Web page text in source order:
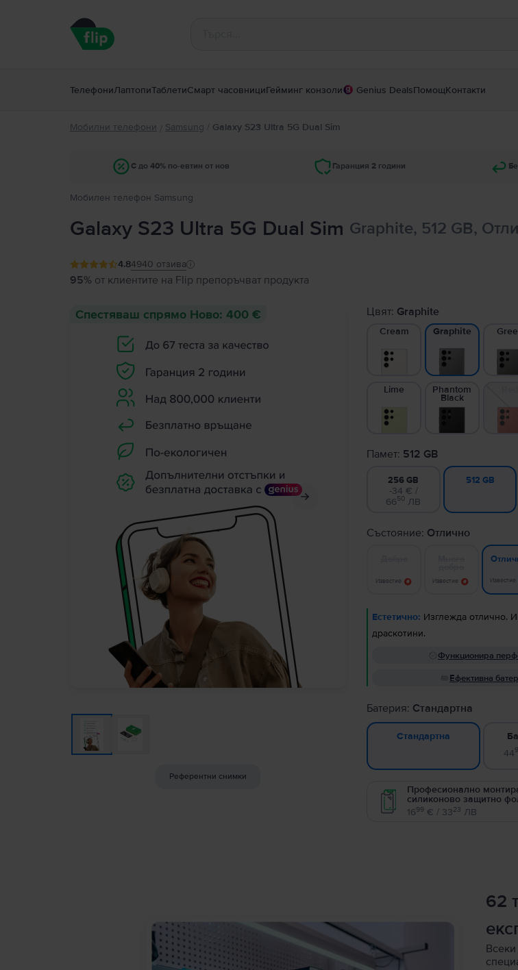
ТелефониЛаптопиТаблетиСмарт часовнициГейминг конзоли Genius DealsПомощКонтакти
Мобилни телефони / Samsung / Galaxy S23 Ultra 5G Dual Sim
С до 40% по-евтин от нов Гаранция 2 години
Мобилен телефон Samsung
Galaxy S23 Ultra 5G Dual Sim Graphite, 512 GB,
4.84940 отзива
95% от клиентите на Flip препоръчват продукта
Спестяваш спрямо Ново: 400 €
Референтни снимки
Цвят: Graphite
Cream Graphite
Lime Phantom
Black
Памет: 512 GB
256 GB
-34 € /
6650 ЛВ
512 GB
Състояние: Отлично
Известие Известие Известие
Естетично: Изглежда отлично.
драскотини.
Функционира
Ефективна
Батерия: Стандартна
Стандартна
44
Професионално
силиконово защитно
1699 € / 3323 ЛВ
62